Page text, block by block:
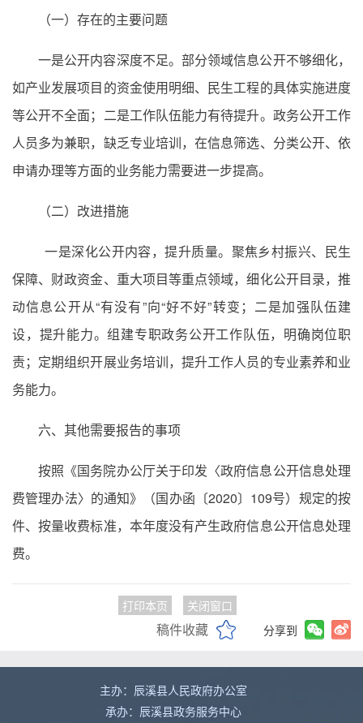
（一）存在的主要问题
一是公开内容深度不足。部分领域信息公开不够细化，
如产业发展项目的资金使用明细、民生工程的具体实施进度
等公开不全面；二是工作队伍能力有待提升。政务公开工作
人员多为兼职，缺乏专业培训，在信息筛选、分类公开、依
申请办理等方面的业务能力需要进一步提高。
（二）改进措施
一是深化公开内容，提升质量。聚焦乡村振兴、民生
保障、财政资金、重大项目等重点领域，细化公开目录，推
动信息公开从“有没有”向“好不好”转变；二是加强队伍建
设，提升能力。组建专职政务公开工作队伍，明确岗位职
责；定期组织开展业务培训，提升工作人员的专业素养和业
务能力。
六、其他需要报告的事项
按照《国务院办公厅关于印发〈政府信息公开信息处理
费管理办法〉的通知》（国办函〔2020〕109号）规定的按
件、按量收费标准，本年度没有产生政府信息公开信息处理
费。
打印本页 关闭窗口
稿件收藏 分享到
主办：辰溪县人民政府办公室
承办：辰溪县政务服务中心